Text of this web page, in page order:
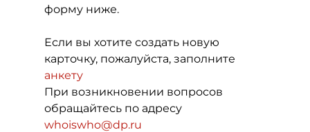
форму ниже.
Если вы хотите создать новую
карточку, пожалуйста, заполните
анкету
При возникновении вопросов
обращайтесь по адресу
whoiswho@dp.ru